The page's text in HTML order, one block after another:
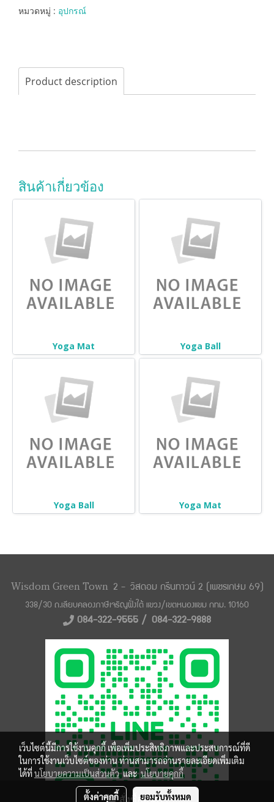
สั่งซื้อสินค้า
หมวดหมู่ : อุปกรณ์
Product description
สินค้าเกี่ยวข้อง
Yoga Mat Yoga Ball
Yoga Ball Yoga Mat
Wisdom Green Town 2 - วิสดอม กรีนทาวน์ 2 (เพชรเกษม 69)
338/30 ถ.เลียบคลองภาษีเจริญฝั่งใต้ แขวง/ เขตหนองแขม กทม. 10160
084-322-9555 / 084-322-9888
เว็บไซต์นี้มีการใช้งานคุกกี้ เพื่อเพิ่มประสิทธิภาพและประสบการณ์ที่ดี
ในการใช้งานเว็บไซต์ของท่าน ท่านสามารถอ่านรายละเอียดเพิ่มเติม
ได้ที่นโยบายความเป็นส่วนตัวและนโยบายคุกกี้
ตั้งค่าคุกกี้ ยอมรับทั้งหมด